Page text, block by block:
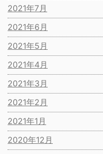
2021年7月
2021年6月
2021年5月
2021年4月
2021年3月
2021年2月
2021年1月
2020年12月